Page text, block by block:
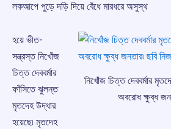
লকআপে পুড়ে দড়ি দিয়ে বেঁধে মারধরে অসুস্থ
নিখোঁজ চিত্ত দেববর্মার
অবরোধ ক্ষুব্ধ
হয়ে ভীত-
সন্ত্রস্ত নিখোঁজ
চিত্ত দেববর্মার
ফাঁসিতে ঝুলন্ত
মৃতদেহ উদ্ধার
হয়েছে৷ মৃতদেহ